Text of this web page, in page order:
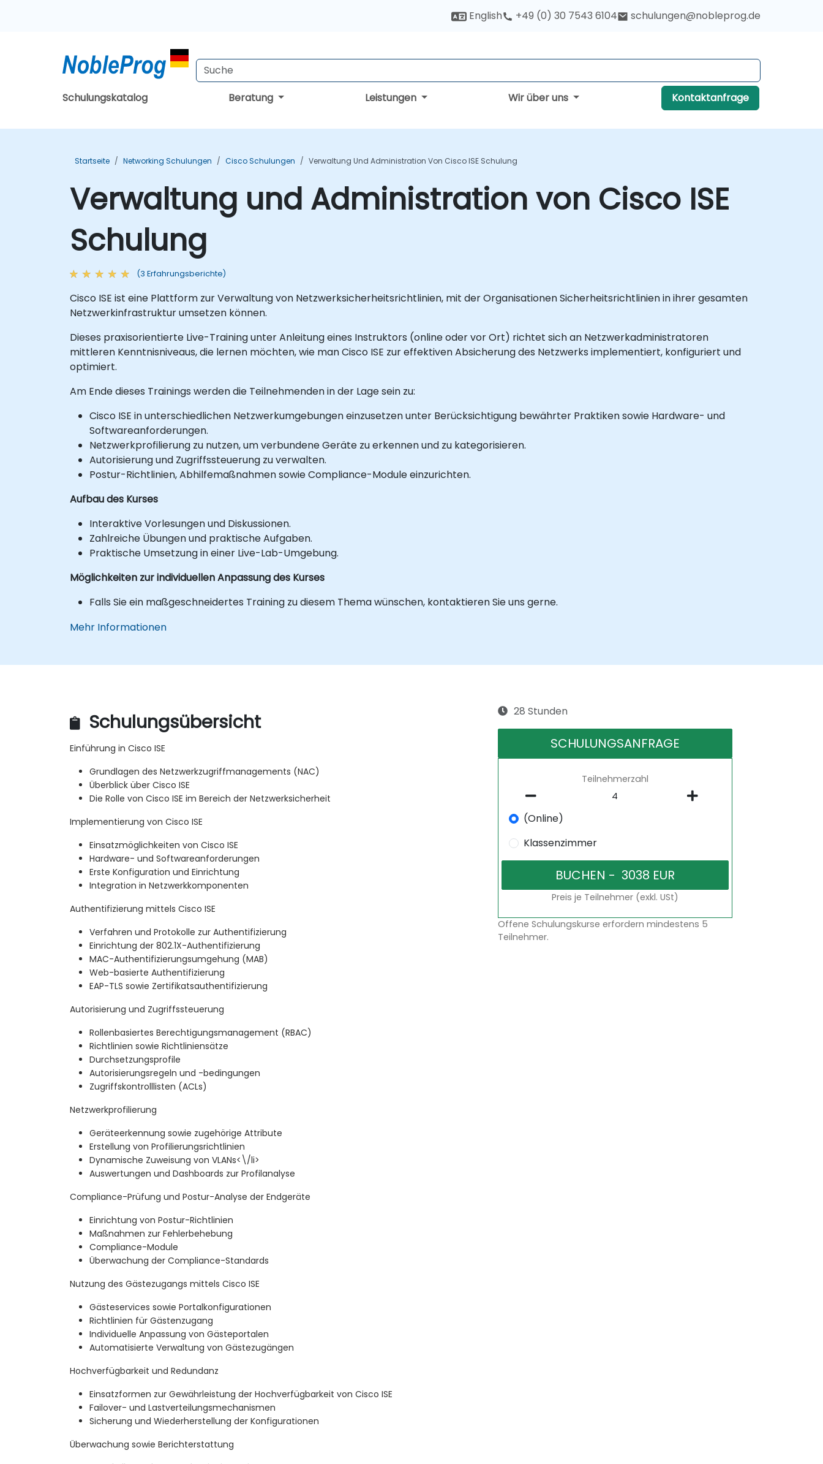
English +49 (0) 30 7543 6104 schulungen@nobleprog.de
Schulungskatalog Beratung Leistungen Wir über uns Kontaktanfrage
Startseite Networking Schulungen Cisco Schulungen Verwaltung Und Administration Von Cisco ISE Schulung
Verwaltung und Administration von Cisco ISE
Schulung
(3 Erfahrungsberichte)
Cisco ISE ist eine Plattform zur Verwaltung von Netzwerksicherheitsrichtlinien, mit der Organisationen Sicherheitsrichtlinien in ihrer gesamten
Netzwerkinfrastruktur umsetzen können.
Dieses praxisorientierte Live-Training unter Anleitung eines Instruktors (online oder vor Ort) richtet sich an Netzwerkadministratoren
mittleren Kenntnisniveaus, die lernen möchten, wie man Cisco ISE zur effektiven Absicherung des Netzwerks implementiert, konfiguriert und
optimiert.
Am Ende dieses Trainings werden die Teilnehmenden in der Lage sein zu:
Cisco ISE in unterschiedlichen Netzwerkumgebungen einzusetzen unter Berücksichtigung bewährter Praktiken sowie Hardware- und
Softwareanforderungen.
Netzwerkprofilierung zu nutzen, um verbundene Geräte zu erkennen und zu kategorisieren.
Autorisierung und Zugriffssteuerung zu verwalten.
Postur-Richtlinien, Abhilfemaßnahmen sowie Compliance-Module einzurichten.
Aufbau des Kurses
Interaktive Vorlesungen und Diskussionen.
Zahlreiche Übungen und praktische Aufgaben.
Praktische Umsetzung in einer Live-Lab-Umgebung.
Möglichkeiten zur individuellen Anpassung des Kurses
Falls Sie ein maßgeschneidertes Training zu diesem Thema wünschen, kontaktieren Sie uns gerne.
Mehr Informationen
Schulungsübersicht
Einführung in Cisco ISE
Grundlagen des Netzwerkzugriffmanagements (NAC)
Überblick über Cisco ISE
Die Rolle von Cisco ISE im Bereich der Netzwerksicherheit
Implementierung von Cisco ISE
Einsatzmöglichkeiten von Cisco ISE
Hardware- und Softwareanforderungen
Erste Konfiguration und Einrichtung
Integration in Netzwerkkomponenten
Authentifizierung mittels Cisco ISE
Verfahren und Protokolle zur Authentifizierung
Einrichtung der 802.1X-Authentifizierung
MAC-Authentifizierungsumgehung (MAB)
Web-basierte Authentifizierung
EAP-TLS sowie Zertifikatsauthentifizierung
Autorisierung und Zugriffssteuerung
Rollenbasiertes Berechtigungsmanagement (RBAC)
Richtlinien sowie Richtliniensätze
Durchsetzungsprofile
Autorisierungsregeln und -bedingungen
Zugriffskontrolllisten (ACLs)
Netzwerkprofilierung
Geräteerkennung sowie zugehörige Attribute
Erstellung von Profilierungsrichtlinien
Dynamische Zuweisung von VLANs<\/li>
Auswertungen und Dashboards zur Profilanalyse
Compliance-Prüfung und Postur-Analyse der Endgeräte
Einrichtung von Postur-Richtlinien
Maßnahmen zur Fehlerbehebung
Compliance-Module
Überwachung der Compliance-Standards
Nutzung des Gästezugangs mittels Cisco ISE
Gästeservices sowie Portalkonfigurationen
Richtlinien für Gästenzugang
Individuelle Anpassung von Gästeportalen
Automatisierte Verwaltung von Gästezugängen
Hochverfügbarkeit und Redundanz
Einsatzformen zur Gewährleistung der Hochverfügbarkeit von Cisco ISE
Failover- und Lastverteilungsmechanismen
Sicherung und Wiederherstellung der Konfigurationen
Überwachung sowie Berichterstattung
28 Stunden
SCHULUNGSANFRAGE
Teilnehmerzahl
(Online)
Klassenzimmer
Preis je Teilnehmer (exkl. USt)
Offene Schulungskurse erfordern mindestens 5
Teilnehmer.